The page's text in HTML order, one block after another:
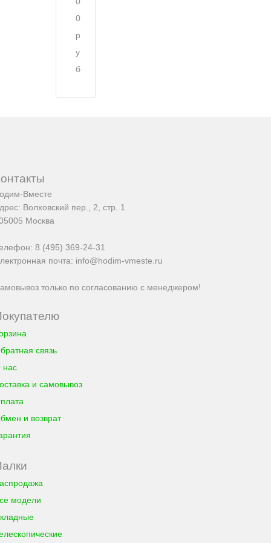
0
р
у
б
Вместе
Волховский пер., 2, стр. 1
Москва
8 (495) 369-24-31
почта: info@hodim-vmeste.ru
только по согласованию с менеджером!
связь
нас
и самовывоз
и возврат
модели